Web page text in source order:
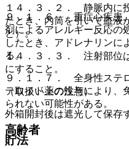
１４．３．２． 静脈内に
たとき、内筒を引いて血液
と）。
１４．３．３． 注射部位
にすること。
（取扱い上の注意）
外箱開封後は遮光して保存
貯法
９．１．６． 重症心疾患
剤によるアレルギー反応の
したとき、アドレナリンに
る。
９．１．７． 全身性ステ
テロイド薬の投与により、
られない可能性がある。
高齢者